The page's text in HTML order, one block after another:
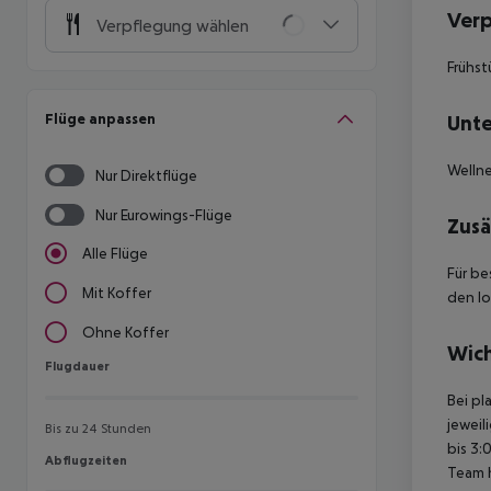
Verpflegung wählen
Flüge anpassen
Nur Direktflüge
Nur Eurowings-Flüge
Alle Flüge
Mit Koffer
Ohne Koffer
Flugdauer
Flugdauer
Bis zu 24 Stunden
Abflugzeiten
Abflugzeiten
Für
den
Bei
bis
Team